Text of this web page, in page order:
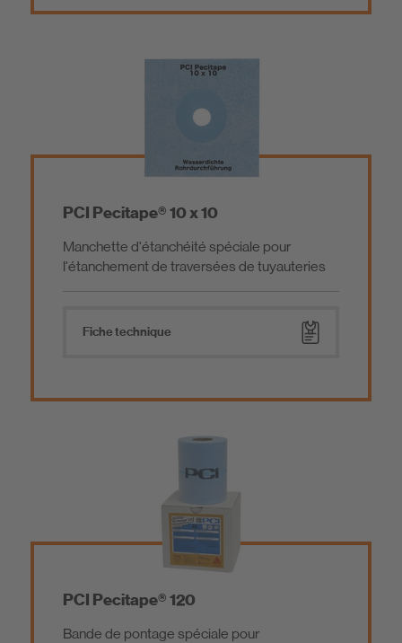
PCI Pecitape® 10 x 10
Manchette d'étanchéité spéciale pour
l'étanchement de traversées de tuyauteries
Fiche technique
PCI Pecitape® 120
Bande de pontage spéciale pour